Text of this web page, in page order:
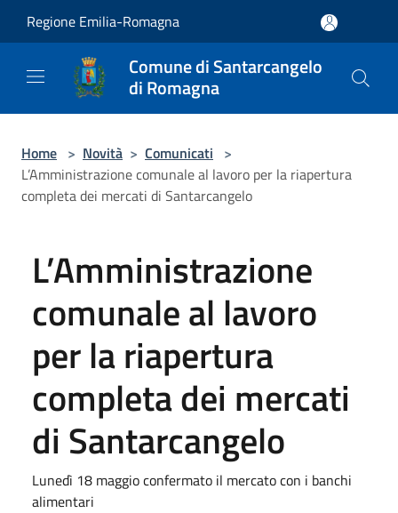
Regione Emilia-Romagna
Comune di Santarcangelo
di Romagna
Home > Novità > Comunicati >
L’Amministrazione comunale al lavoro per la riapertura
completa dei mercati di Santarcangelo
L’Amministrazione
comunale al lavoro
per la riapertura
completa dei mercati
di Santarcangelo
Lunedì 18 maggio confermato il mercato con i banchi
alimentari